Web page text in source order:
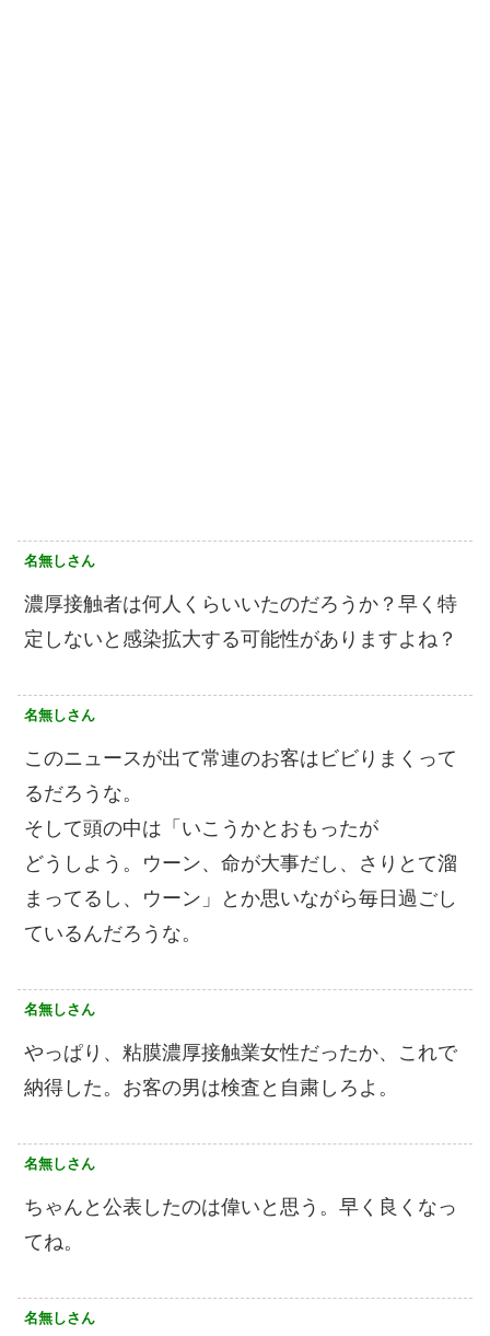
名無しさん
濃厚接触者は何人くらいいたのだろうか？早く特
定しないと感染拡大する可能性がありますよね？
名無しさん
このニュースが出て常連のお客はビビりまくって
るだろうな。
そして頭の中は「いこうかとおもったが
どうしよう。ウーン、命が大事だし、さりとて溜
まってるし、ウーン」とか思いながら毎日過ごし
ているんだろうな。
名無しさん
やっぱり、粘膜濃厚接触業女性だったか、これで
納得した。お客の男は検査と自粛しろよ。
名無しさん
ちゃんと公表したのは偉いと思う。早く良くなっ
てね。
名無しさん